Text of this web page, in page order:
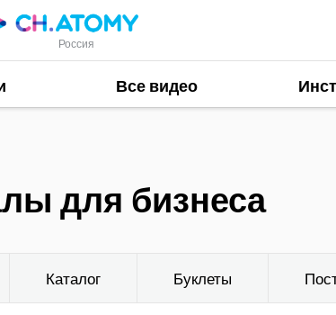
Россия
Все видео
для бизнеса
Каталог Буклеты